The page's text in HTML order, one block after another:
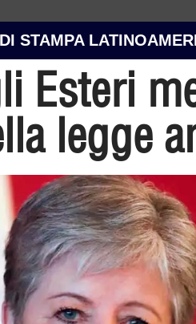
STAMPA
Esteri
legge